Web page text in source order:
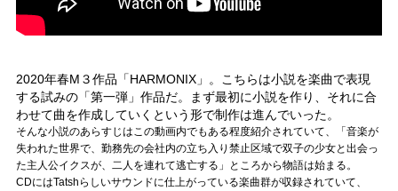
2020年春M３作品「HARMONIX」。こちらは小説を楽曲で表現
する試みの「第一弾」作品だ。まず最初に小説を作り、それに合
わせて曲を作成していくという形で制作は進んでいった。
そんな小説のあらすじはこの動画内でもある程度紹介されていて、「音楽が
失われた世界で、勤務先の会社内の立ち入り禁止区域で双子の少女と出会っ
た主人公イクスが、二人を連れて逃亡する」ところから物語は始まる。
CDにはTatshらしいサウンドに仕上がっている楽曲群が収録されていて、